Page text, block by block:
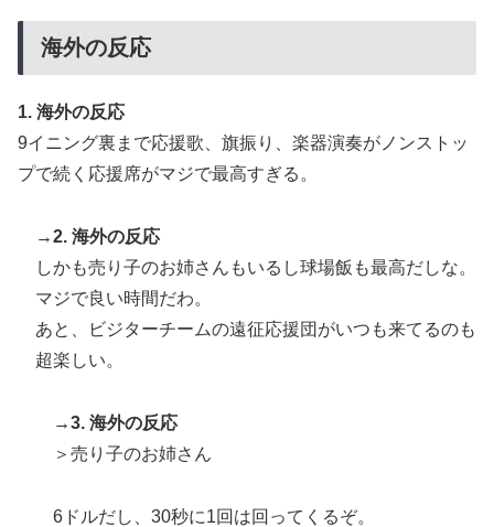
海外の反応
1. 海外の反応
9イニング裏まで応援歌、旗振り、楽器演奏がノンストッ
プで続く応援席がマジで最高すぎる。
→2. 海外の反応
しかも売り子のお姉さんもいるし球場飯も最高だしな。
マジで良い時間だわ。
あと、ビジターチームの遠征応援団がいつも来てるのも
超楽しい。
→3. 海外の反応
＞売り子のお姉さん
6ドルだし、30秒に1回は回ってくるぞ。